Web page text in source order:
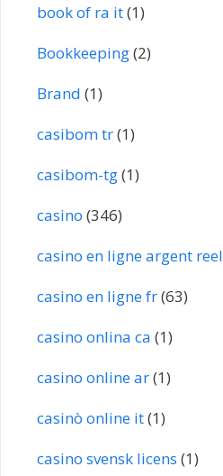
book of ra it(1)
Bookkeeping(2)
Brand (1)
casibom tr(1)
casibom-tg(1)
casino (346)
casino en ligne argent reel
casino en ligne fr(63)
casino onlina ca (1)
casino online ar(1)
casinò online it(1)
casino svensk licens (1)